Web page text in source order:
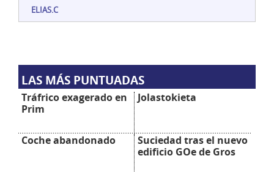
ELIAS.C
LAS MÁS PUNTUADAS
Tráfrico exagerado en
Prim
Jolastokieta
Coche abandonado
Suciedad tras el nuevo
edificio GOe de Gros